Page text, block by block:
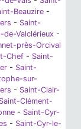
Beauzire -
- Saint-
de-Valclérieux -
près-Orcival
Chef - Saint-
- Saint-
sur-
- Saint-Clair-
Saint-Clément-
- Saint-Cyr-
- Saint-Cyr-le-